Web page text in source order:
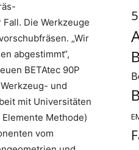
Die Werkzeuge
„Wir
abgestimmt“,
BETAtec 90P
und
mit Universitäten
Methode)
vom